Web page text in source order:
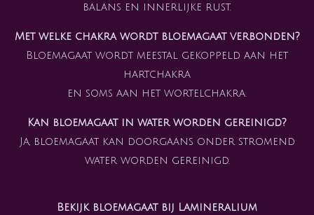
balans en innerlijke rust.
Met welke chakra wordt bloemagaat verbonden?
Bloemagaat wordt meestal gekoppeld aan het
hartchakra
en soms aan het wortelchakra.
Kan bloemagaat in water worden gereinigd?
Ja, bloemagaat kan doorgaans onder stromend
water worden gereinigd.
Bekijk bloemagaat bij Lamineralium